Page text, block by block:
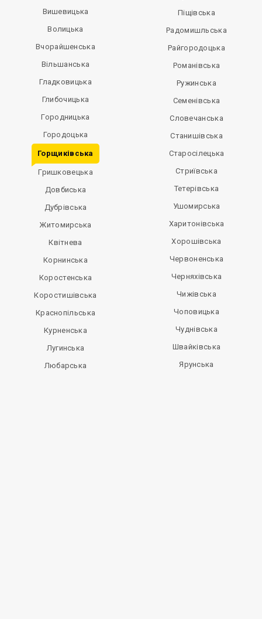
Вишевицька
Волицька
Вчорайшенська
Вільшанська
Гладковицька
Глибочицька
Городницька
Городоцька
Горщиківська
Гришковецька
Довбиська
Дубрівська
Житомирська
Квітнева
Корнинська
Коростенська
Коростишівська
Краснопільська
Курненська
Лугинська
Любарська
Піщівська
Радомишльська
Райгородоцька
Романівська
Ружинська
Семенівська
Словечанська
Станишівська
Старосілецька
Стриївська
Тетерівська
Ушомирська
Харитонівська
Хорошівська
Червоненська
Черняхівська
Чижівська
Чоповицька
Чуднівська
Швайківська
Ярунська